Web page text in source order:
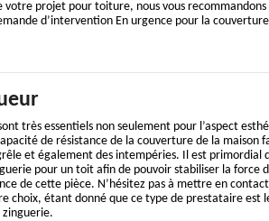
projet pour toiture, nous vous recommandons
d’intervention En urgence pour la
très essentiels non seulement pour l’aspect
de résistance de la couverture de la maison
et également des intempéries. Il est primordial
pour un toit afin de pouvoir stabiliser la force
de cette pièce. N’hésitez pas à mettre en
choix, étant donné que ce type de prestataire est